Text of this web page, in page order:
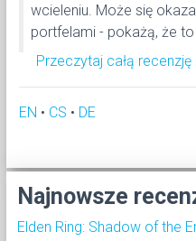
wcieleniu. Może się
portfelami - pokażą, że
Przeczytaj całą
EN • CS • DE
Najnowsze
Elden Ring: Shadow of the